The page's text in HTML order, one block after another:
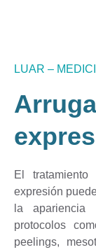
LUAR –
El
expresión
la
protocolos
peelings,